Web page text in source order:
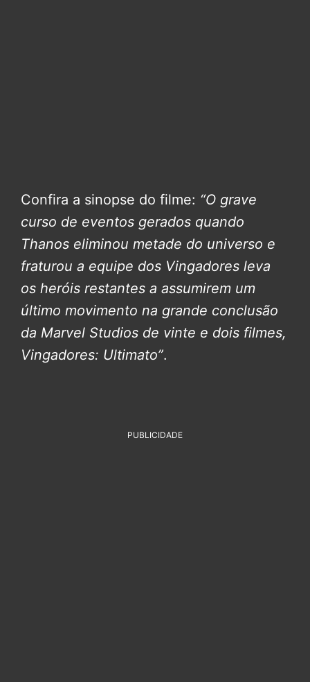
Confira a sinopse do filme: “O grave
curso de eventos gerados quando
Thanos eliminou metade do universo e
fraturou a equipe dos Vingadores leva
os heróis restantes a assumirem um
último movimento na grande conclusão
da Marvel Studios de vinte e dois filmes,
Vingadores: Ultimato”.
PUBLICIDADE